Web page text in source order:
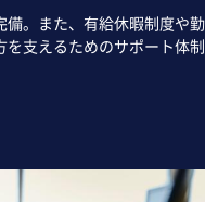
備。また、有給休暇制度や勤
支えるためのサポート体制